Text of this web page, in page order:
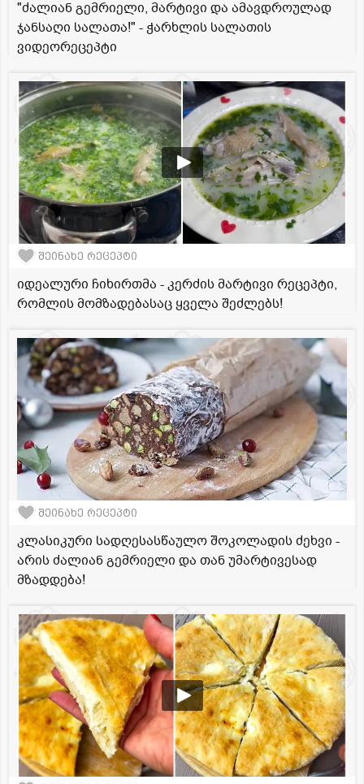
"ძალიან გემრიელი, მარტივი და ამავდროულად
ჯანსაღი სალათა!" - ჭარხლის სალათის
ვიდეორეცეპტი
შეინახე რეცეპტი
იდეალური ჩიხირთმა - კერძის მარტივი რეცეპტი,
რომლის მომზადებასაც ყველა შეძლებს!
შეინახე რეცეპტი
კლასიკური სადღესასწაულო შოკოლადის ძეხვი -
არის ძალიან გემრიელი და თან უმარტივესად
მზადდება!